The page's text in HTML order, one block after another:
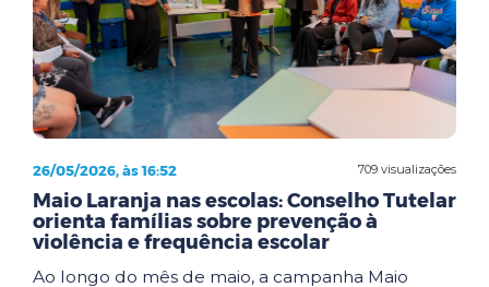
709 visualizações
26/05/2026, às 16:52
Maio Laranja nas escolas: Conselho Tutelar
orienta famílias sobre prevenção à
violência e frequência escolar
Ao longo do mês de maio, a campanha Maio